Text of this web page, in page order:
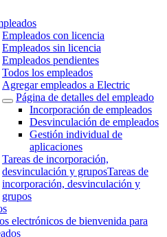
Empleados con licencia
Empleados sin licencia
Empleados pendientes
Todos los empleados
Agregar empleados a Electric
Página de detalles del empleado
Incorporación de empleados
Desvinculación de empleados
Gestión individual de
aplicaciones
Tareas de incorporación,
desvinculación y gruposTareas de
incorporación, desvinculación y
grupos
electrónicos de bienvenida para